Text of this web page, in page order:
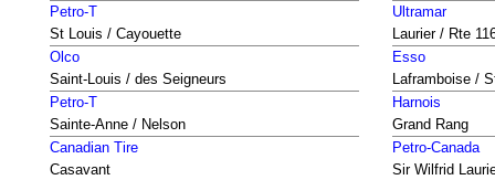
Petro-T
St Louis / Cayouette
Ultramar
Laurier / Rte
Olco
Saint-Louis / des Seigneurs
Esso
Laframboise /
Petro-T
Sainte-Anne / Nelson
Harnois
Grand Rang
Canadian Tire
Casavant
Petro-Canada
Sir Wilfrid